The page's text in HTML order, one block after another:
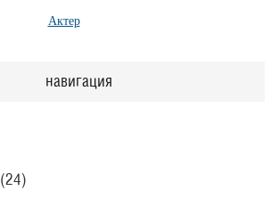
Актер
навигация
(24)